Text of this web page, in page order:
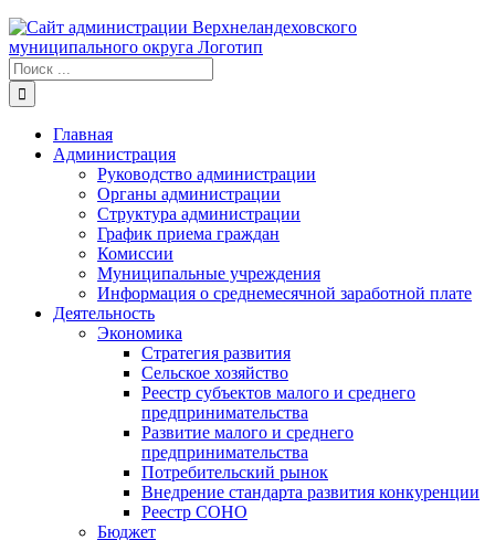
Результат
поиска:
Главная
Администрация
Руководство администрации
Органы администрации
Структура администрации
График приема граждан
Комиссии
Муниципальные учреждения
Информация о среднемесячной заработной плате
Деятельность
Экономика
Стратегия развития
Сельское хозяйство
Реестр субъектов малого и среднего
предпринимательства
Развитие малого и среднего
предпринимательства
Потребительский рынок
Внедрение стандарта развития конкуренции
Реестр СОНО
Бюджет